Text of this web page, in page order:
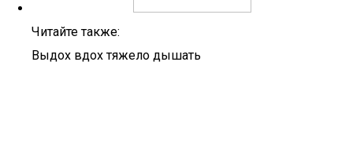
Читайте также:
Выдох вдох тяжело дышать